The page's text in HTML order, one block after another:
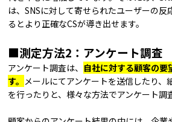
は、SNSに対して寄せられたユーザーの反
るとより正確なCSが導き出せます。
■測定方法2：アンケート調査
アンケート調査は、 自社に対する顧客の要
す。 メールにてアンケートを送信したり、
を行ったりと、様々な方法でアンケート調